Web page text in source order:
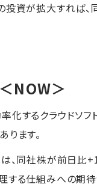
投資が拡大すれば、
＜NOW＞
化するクラウドソ
ます。
、同社株が前日比
する仕組みへの期